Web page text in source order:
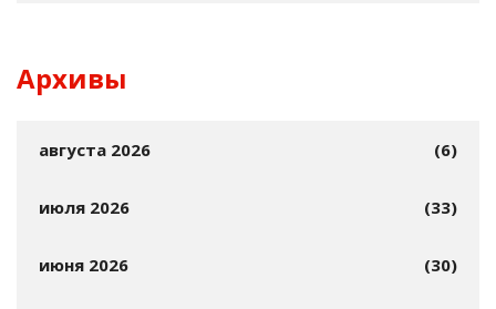
Архивы
августа 2026 (6)
июля 2026 (33)
июня 2026 (30)